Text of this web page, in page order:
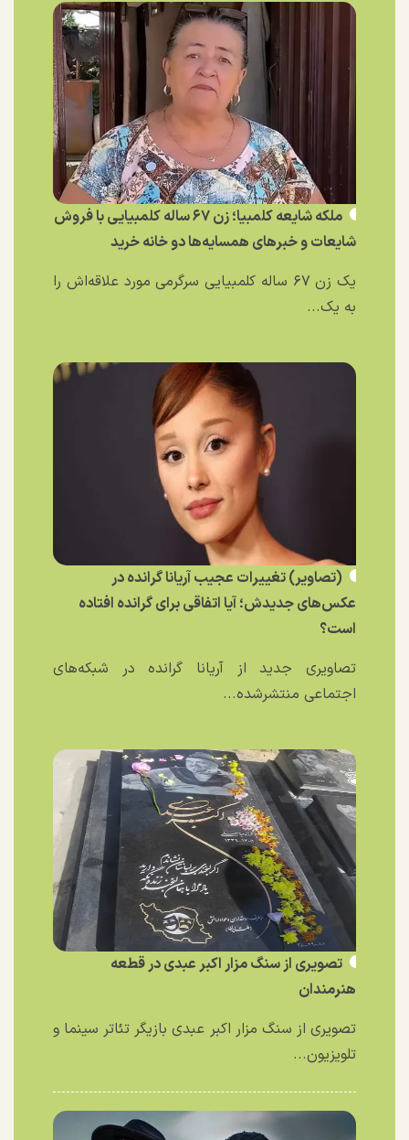
ملکه شایعه کلمبیا؛ زن ۶۷ ساله کلمبیایی با فروش
شایعات و خبر‌های همسایه‌ها دو خانه خرید
یک زن ۶۷ ساله کلمبیایی سرگرمی مورد علاقه‌اش را
به یک...
(تصاویر) تغییرات عجیب آریانا گرانده در
عکس‌های جدیدش؛ آیا اتفاقی برای گرانده افتاده
است؟
تصاویری جدید از آریانا گرانده در شبکه‌های
اجتماعی منتشرشده...
تصویری از سنگ مزار اکبر عبدی در قطعه
هنرمندان
تصویری از سنگ مزار اکبر عبدی بازیگر تئاتر سینما و
تلویزیون...